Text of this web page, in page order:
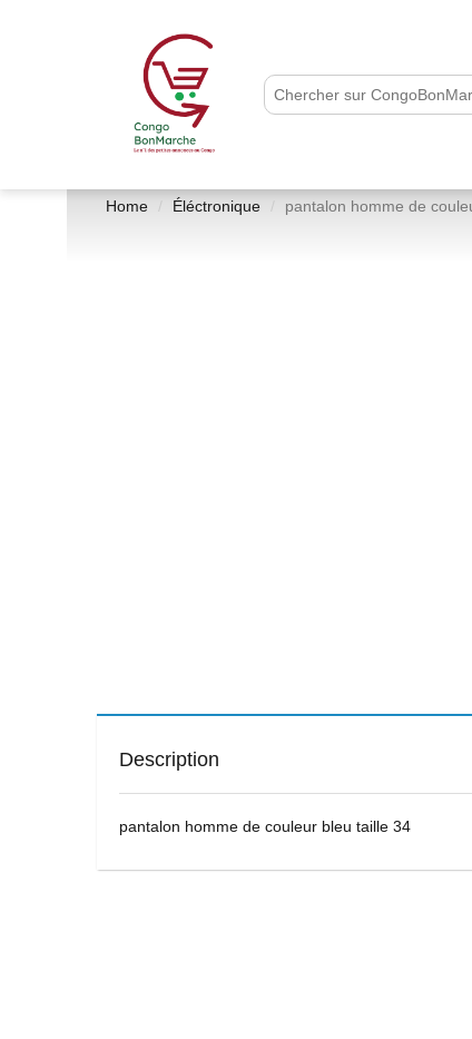
Home Éléctronique pantalon homme de
Description
pantalon homme de couleur bleu taille 34